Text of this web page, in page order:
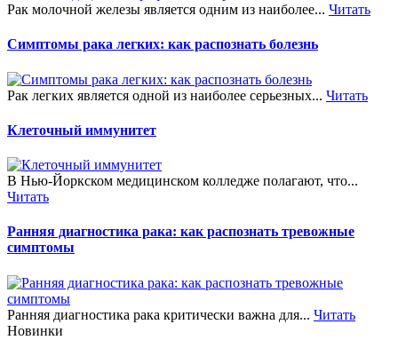
Рак молочной железы является одним из наиболее... Читать
Симптомы рака легких: как распознать болезнь
Рак легких является одной из наиболее серьезных... Читать
Клеточный иммунитет
В Нью-Йоркском медицинском колледже полагают, что...
Читать
Ранняя диагностика рака: как распознать тревожные
симптомы
Ранняя диагностика рака критически важна для... Читать
Новинки